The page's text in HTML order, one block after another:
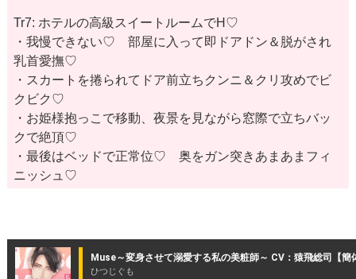
Tr7: ホテルの高級スイートルームでH♡
・我慢できない♡ 部屋に入って即ドアドン＆脱がされ
乳首愛撫♡
・スカートを捲られてドア前立ちクンニ＆クリ攻めでビ
クビク♡
・お姫様抱っこで移動、夜景を見ながら窓際で立ちバッ
クで絶頂♡
・最後はベッドで正常位♡ 奥をガン突きあまあまフィ
ニッシュ♡